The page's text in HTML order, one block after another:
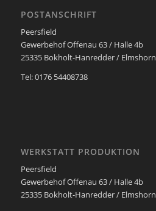
POSTANSCHRIFT
Peersfield
Gewerbehof Offenau 63 / Halle 4b
25335 Bokholt-Hanredder / Elmshorn
Tel: 0176 54408738
WERKSTATT PRODUKTION
Peersfield
Gewerbehof Offenau 63 / Halle 4b
25335 Bokholt-Hanredder / Elmshorn